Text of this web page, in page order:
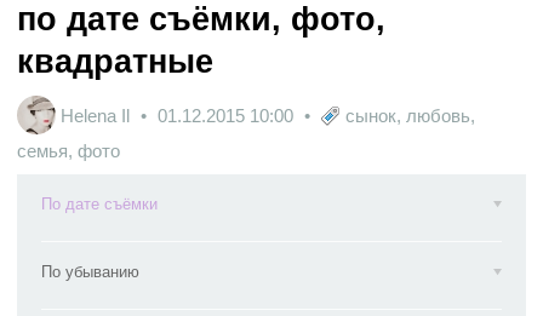
по дате съёмки, фото,
квадратные
Helena Il 01.12.2015 10:00 сынок, любовь,
семья, фото
По дате съёмки
По убыванию